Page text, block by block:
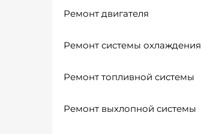
Ремонт двигателя
Ремонт системы охлаждения
Ремонт топливной системы
Ремонт выхлопной системы